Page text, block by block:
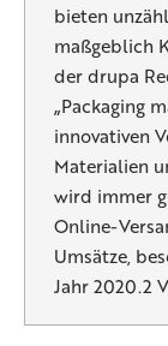
bieten
maßgeblich
der drupa
„Packaging
innovativen
Materialien
wird immer
Online-
Umsätze,
Jahr 2020.2